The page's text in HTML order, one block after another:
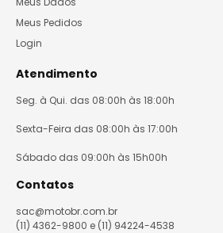
Meus Pedidos
Login
Atendimento
Seg. à Qui. das 08:00h às 18:00h
Sexta-Feira das 08:00h às 17:00h
Sábado das 09:00h às 15h00h
Contatos
sac@motobr.com.br
(11) 4362-9800 e (11) 94224-4538